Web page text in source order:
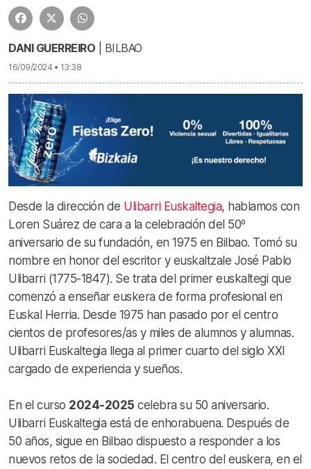
DANI GUERREIRO | BILBAO
16/09/2024 • 13:38
Desde la dirección de Ulibarri Euskaltegia, hablamos con
Loren Suárez de cara a la celebración del 50º
aniversario de su fundación, en 1975 en Bilbao. Tomó su
nombre en honor del escritor y euskaltzale José Pablo
Ulibarri (1775-1847). Se trata del primer euskaltegi que
comenzó a enseñar euskera de forma profesional en
Euskal Herria. Desde 1975 han pasado por el centro
cientos de profesores/as y miles de alumnos y alumnas.
Ulibarri Euskaltegia llega al primer cuarto del siglo XXI
cargado de experiencia y sueños.
En el curso 2024-2025 celebra su 50 aniversario.
Ulibarri Euskaltegia está de enhorabuena. Después de
50 años, sigue en Bilbao dispuesto a responder a los
nuevos retos de la sociedad. El centro del euskera, en el